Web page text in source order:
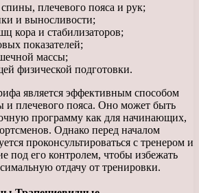
плечевого пояса и рук;
и выносливости;
кора и стабилизаторов;
показателей;
массы;
физической подготовки.
является эффективным способом
плечевого пояса. Оно может быть
программу как для начинающих,
Однако перед началом
проконсультироваться с тренером и
под его контролем, чтобы избежать
отдачу от тренировки.